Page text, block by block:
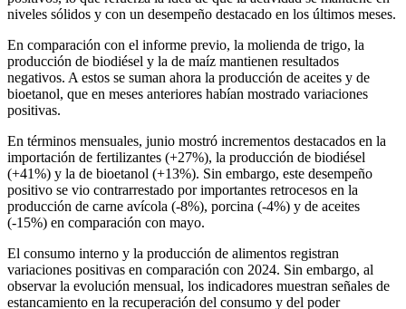
niveles sólidos y con un desempeño destacado en los últimos meses.
En comparación con el informe previo, la molienda de trigo, la
producción de biodiésel y la de maíz mantienen resultados
negativos. A estos se suman ahora la producción de aceites y de
bioetanol, que en meses anteriores habían mostrado variaciones
positivas.
En términos mensuales, junio mostró incrementos destacados en la
importación de fertilizantes (+27%), la producción de biodiésel
(+41%) y la de bioetanol (+13%). Sin embargo, este desempeño
positivo se vio contrarrestado por importantes retrocesos en la
producción de carne avícola (-8%), porcina (-4%) y de aceites
(-15%) en comparación con mayo.
El consumo interno y la producción de alimentos registran
variaciones positivas en comparación con 2024. Sin embargo, al
observar la evolución mensual, los indicadores muestran señales de
estancamiento en la recuperación del consumo y del poder